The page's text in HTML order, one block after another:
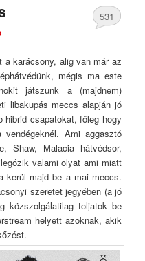
531
karácsony, alig van már az
mégis ma este
játszunk a (majdnem)
libakupás meccs alapján jó
csapatokat, főleg hogy
Ami aggasztó
Shaw, Malacia hátvédsor,
valami olyat ami miatt
kerül majd be a mai meccs.
szeretet jegyében (a jó
közszolgálatilag toljatok be
helyett azoknak, akik